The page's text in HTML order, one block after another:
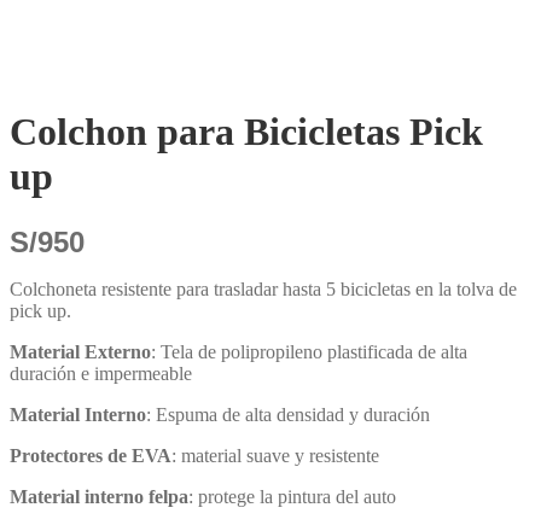
Colchon para Bicicletas Pick
up
S/950
Colchoneta resistente para trasladar hasta 5 bicicletas en la tolva de
pick up.
Material Externo: Tela de polipropileno plastificada de alta
duración e impermeable
Material Interno: Espuma de alta densidad y duración
Protectores de EVA: material suave y resistente
Material interno felpa: protege la pintura del auto